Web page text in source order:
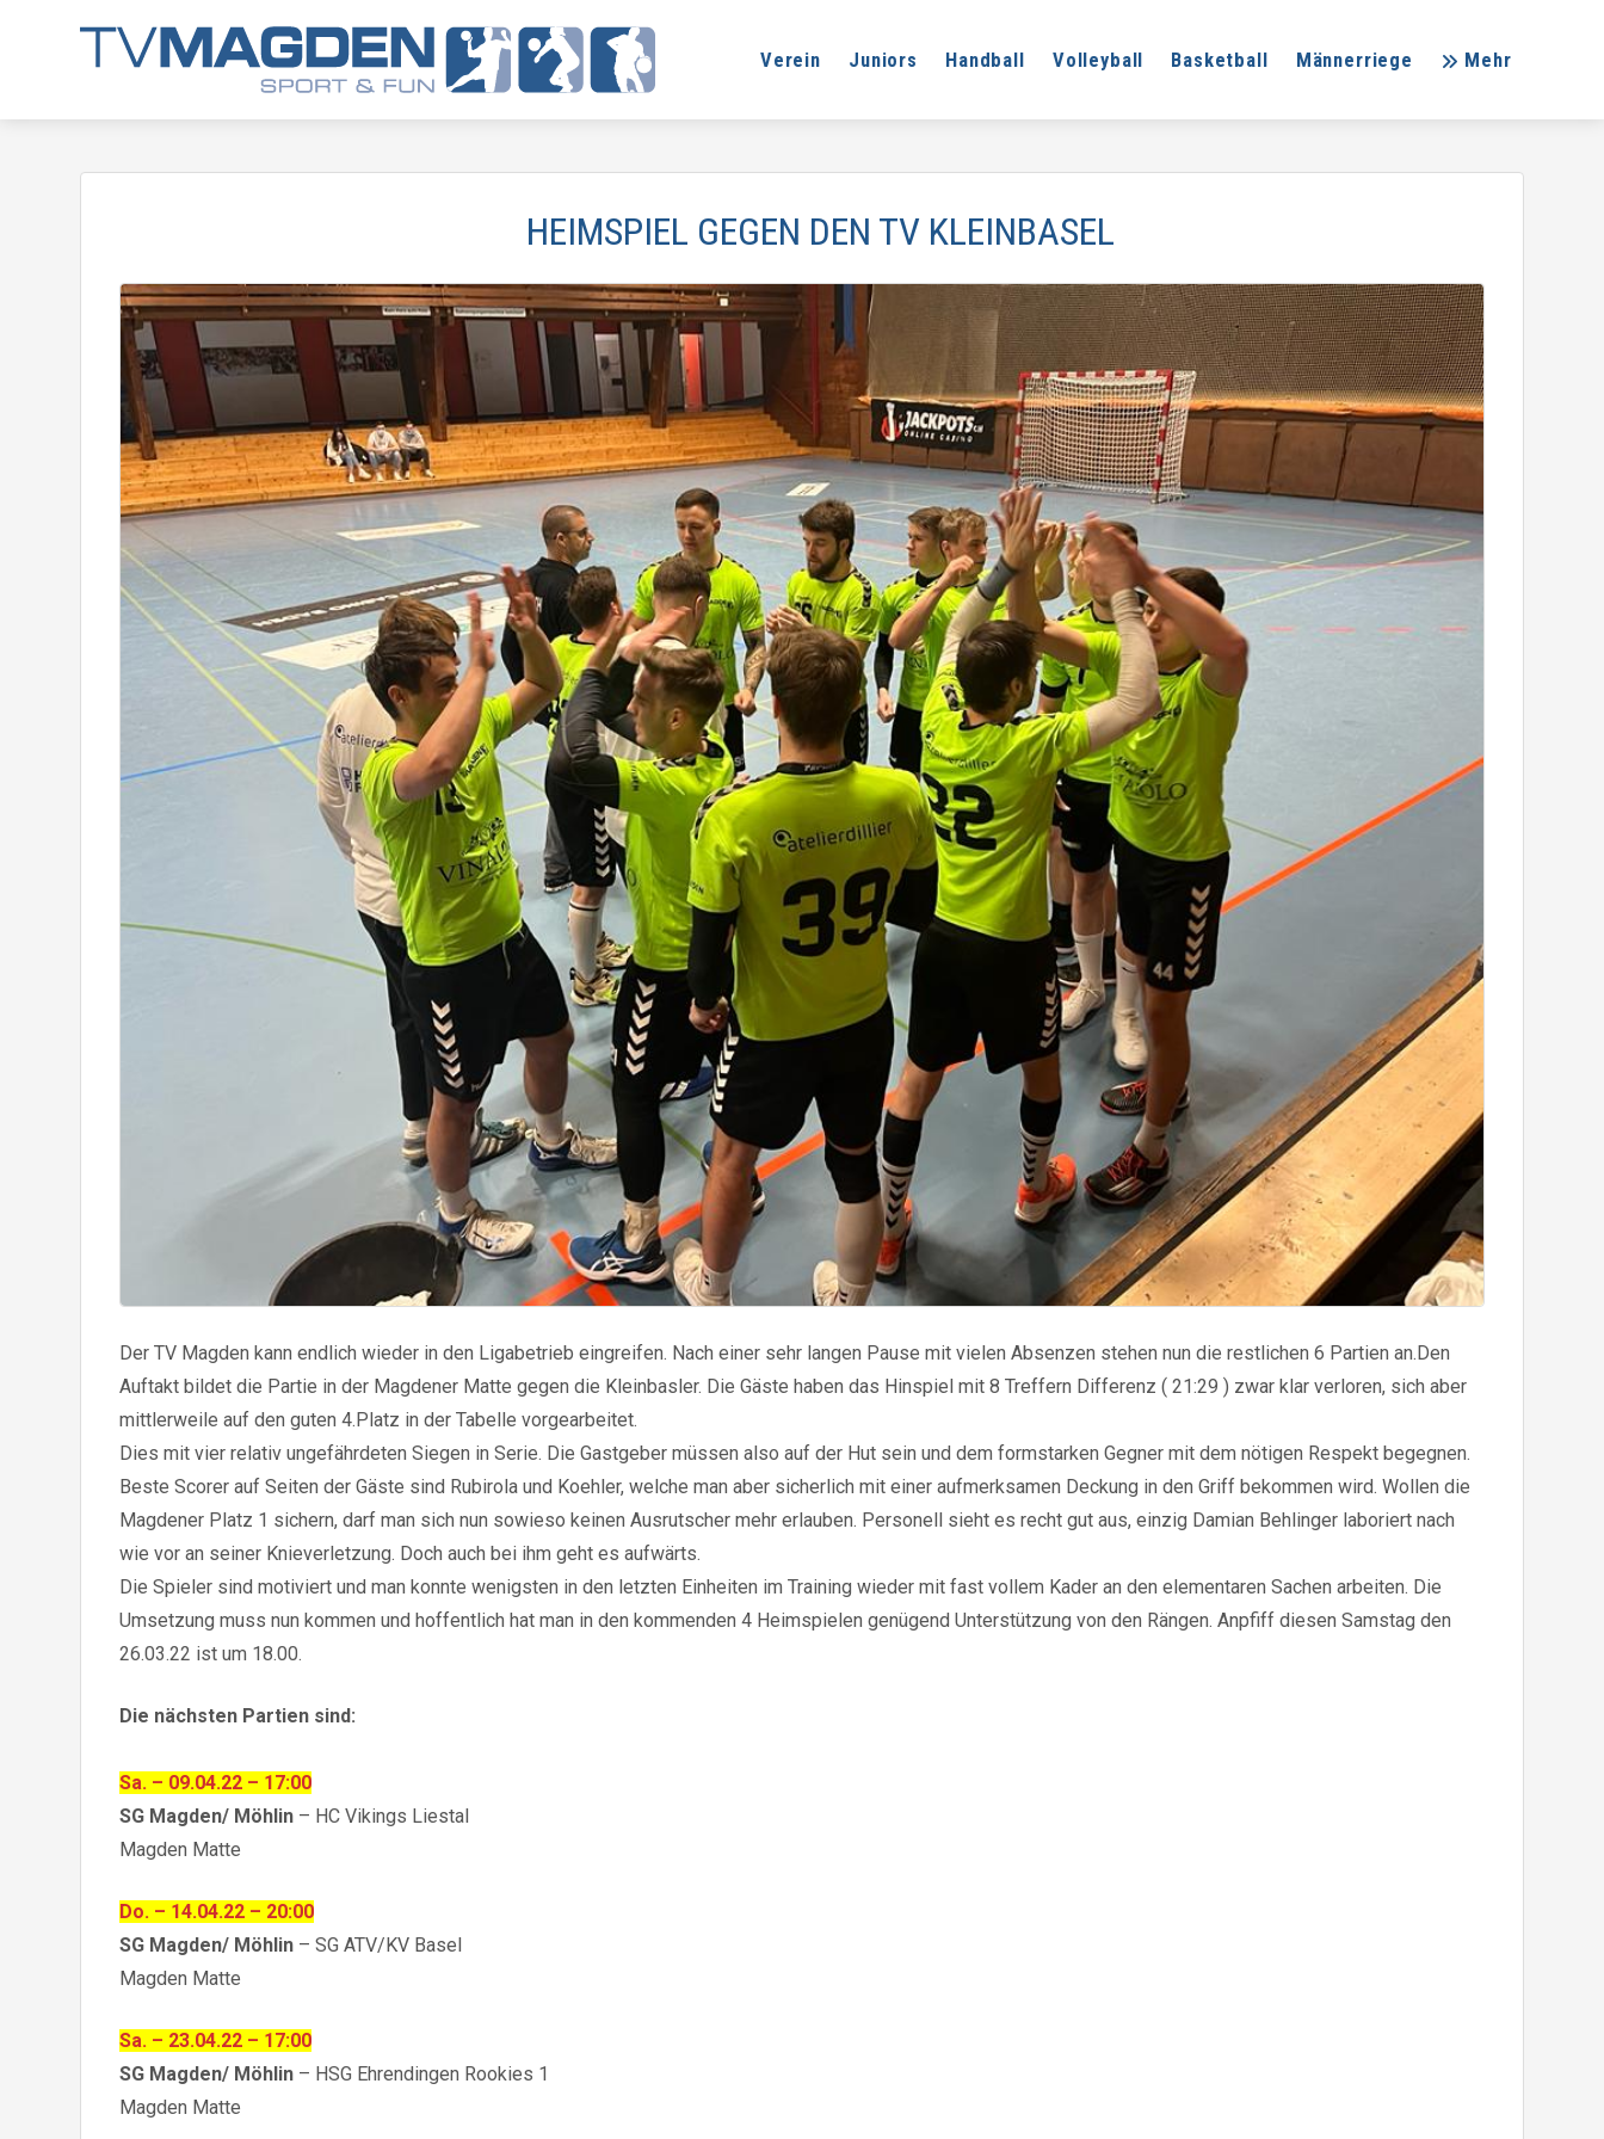
Verein Juniors Handball Volleyball Basketball Männerriege Mehr
HEIMSPIEL GEGEN DEN TV KLEINBASEL
Der TV Magden kann endlich wieder in den Ligabetrieb eingreifen. Nach einer sehr langen Pause mit vielen Absenzen stehen nun die restlichen 6 Partien an.Den
Auftakt bildet die Partie in der Magdener Matte gegen die Kleinbasler. Die Gäste haben das Hinspiel mit 8 Treffern Differenz ( 21:29 ) zwar klar verloren, sich aber
mittlerweile auf den guten 4.Platz in der Tabelle vorgearbeitet.
Dies mit vier relativ ungefährdeten Siegen in Serie. Die Gastgeber müssen also auf der Hut sein und dem formstarken Gegner mit dem nötigen Respekt begegnen.
Beste Scorer auf Seiten der Gäste sind Rubirola und Koehler, welche man aber sicherlich mit einer aufmerksamen Deckung in den Griff bekommen wird. Wollen die
Magdener Platz 1 sichern, darf man sich nun sowieso keinen Ausrutscher mehr erlauben. Personell sieht es recht gut aus, einzig Damian Behlinger laboriert nach
wie vor an seiner Knieverletzung. Doch auch bei ihm geht es aufwärts.
Die Spieler sind motiviert und man konnte wenigsten in den letzten Einheiten im Training wieder mit fast vollem Kader an den elementaren Sachen arbeiten. Die
Umsetzung muss nun kommen und hoffentlich hat man in den kommenden 4 Heimspielen genügend Unterstützung von den Rängen. Anpfiff diesen Samstag den
26.03.22 ist um 18.00.
Die nächsten Partien sind:
Sa. – 09.04.22 – 17:00
SG Magden/ Möhlin – HC Vikings Liestal
Magden Matte
Do. – 14.04.22 – 20:00
SG Magden/ Möhlin – SG ATV/KV Basel
Magden Matte
Sa. – 23.04.22 – 17:00
SG Magden/ Möhlin – HSG Ehrendingen Rookies 1
Magden Matte